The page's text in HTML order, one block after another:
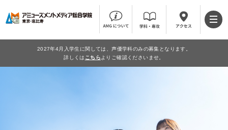
2027年4月入学生に関しては、声優学科のみの募集となります。
詳しくは こちら よりご確認くださいませ。